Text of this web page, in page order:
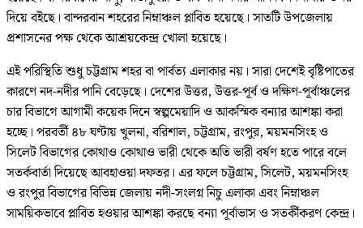
দিয়ে বইছে। বান্দরবান শহরের নিম্নাঞ্চল প্লাবিত হয়েছে। সাতটি উপজেলায়
প্রশাসনের পক্ষ থেকে আশ্রয়কেন্দ্র খোলা হয়েছে।
এই পরিস্থিতি শুধু চট্টগ্রাম শহর বা পার্বত্য এলাকার নয়। সারা দেশেই বৃষ্টিপাতের
কারণে নদ-নদীর পানি বেড়েছে। দেশের উত্তর, উত্তর-পূর্ব ও দক্ষিণ-পূর্বাঞ্চলের
চার বিভাগে আগামী কয়েক দিনে স্বল্পমেয়াদি ও আকস্মিক বন্যার আশঙ্কা করা
হচ্ছে। পরবর্তী ৪৮ ঘণ্টায় খুলনা, বরিশাল, চট্টগ্রাম, রংপুর, ময়মনসিংহ ও
সিলেট বিভাগের কোথাও কোথাও ভারী থেকে অতি ভারী বর্ষণ হতে পারে বলে
সতর্কবার্তা দিয়েছে আবহাওয়া দফতর। এর ফলে চট্টগ্রাম, সিলেট, ময়মনসিংহ
ও রংপুর বিভাগের বিভিন্ন জেলায় নদী-সংলগ্ন নিচু এলাকা এবং নিম্নাঞ্চল
সাময়িকভাবে প্লাবিত হওয়ার আশঙ্কা করছে বন্যা পূর্বাভাস ও সতর্কীকরণ কেন্দ্র।